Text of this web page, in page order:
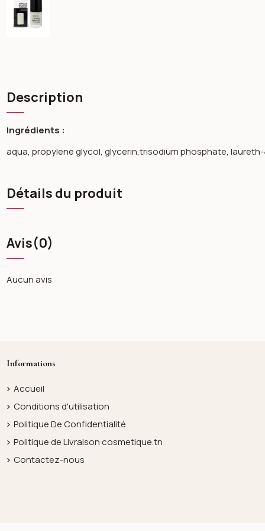
Description
Ingrédients :
aqua, propylene glycol, glycerin,trisodium phosphate,
Détails du produit
Avis(0)
Aucun avis
Informations
Accueil
Conditions d'utilisation
Politique De Confidentialité
Politique de Livraison cosmetique.tn
Contactez-nous